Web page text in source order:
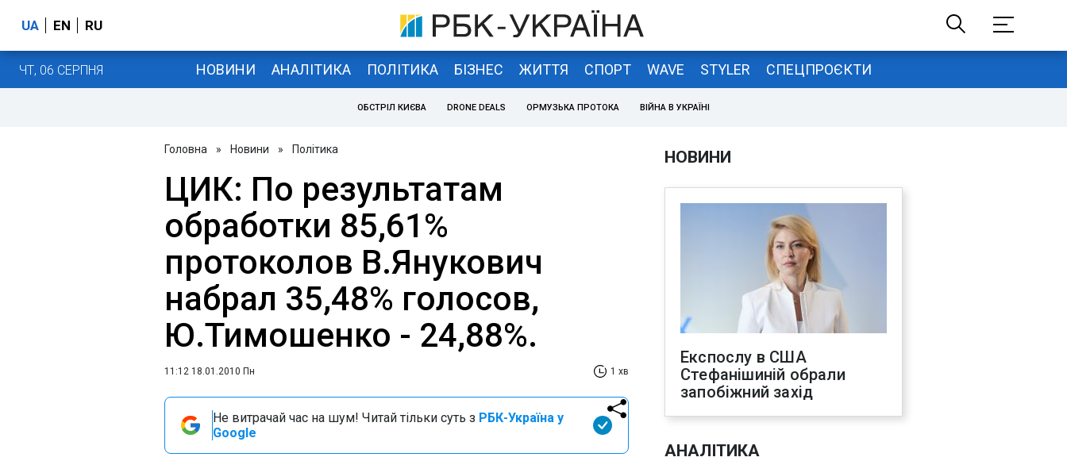
UA EN RU
ЧТ, 06 СЕРПНЯ НОВИНИ АНАЛІТИКА ПОЛІТИКА БІЗНЕС ЖИТТЯ СПОРТ WAVE STYLER СПЕЦПРОЄКТИ
ОБСТРІЛ КИЄВА DRONE DEALS ОРМУЗЬКА ПРОТОКА ВІЙНА В УКРАЇНІ
Головна » Новини » Політика
ЦИК: По результатам
обработки 85,61%
протоколов В.Янукович
набрал 35,48% голосов,
Ю.Тимошенко - 24,88%.
11:12 18.01.2010 Пн 1 хв
Не витрачай час на шум! Читай тільки суть з РБК-Україна у
Google
НОВИНИ
Експослу в США
Стефанішиній обрали
запобіжний захід
АНАЛІТИКА